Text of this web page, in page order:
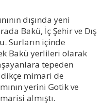
dışında yeni
Bakü, İç Şehir ve Dış
Surların içinde
Bakü yerlileri olarak
tepeden
mimari de
yerini Gotik ve
almıştı.